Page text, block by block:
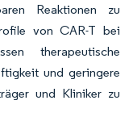
Reaktionen zu
von CAR-T bei
therapeutische
und geringere
und Kliniker zu